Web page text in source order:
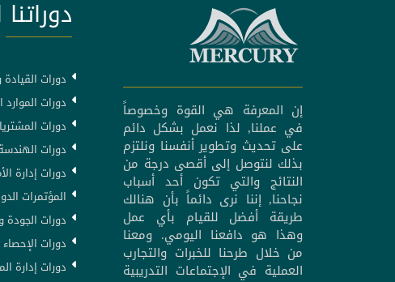
إن المعرفة هي القوة وخصوصاً
في عملنا, لذا نعمل بشكل دائم
على تحديث وتطوير أنفسنا ونلتزم
بذلك لنتوصل إلى أقصى درجة من
النتائج والتي تكون أحد أسباب
نجاحنا, إننا نرى دائماً بأن هنالك
طريقة أفضل للقيام بأي عمل
وهذا هو دافعنا اليومي. ومعنا
من خلال طرحنا للخبرات والتجارب
العملية في الإجتماعات التدريبية
دورات القيادة
دورات الموارد
دورات
دورات
دورات إدارة
المؤتمرات
دورات الجودة
دورات الإحصاء
دورات إدارة